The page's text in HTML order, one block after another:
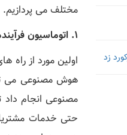
مختلف می پردازیم.
1. اتوماسیون فرآیندها
اولین مورد از راه
هوش مصنوعی می
مصنوعی انجام
حتی خدمات